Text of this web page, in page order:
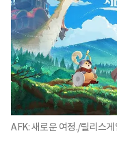
AFK: 새로운 여정./릴리스게